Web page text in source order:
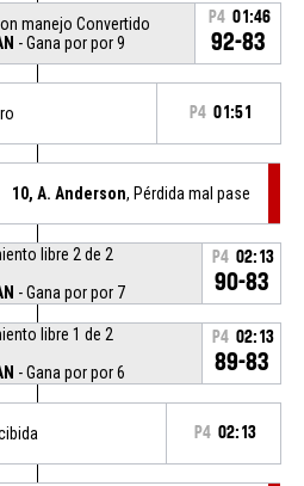
manejo Convertido
- Gana por por 9
P4 01:46
92-83
P4 01:51
10, A. Anderson, Pérdida mal pase
libre 2 de 2
- Gana por por 7
P4 02:13
90-83
libre 1 de 2
- Gana por por 6
P4 02:13
89-83
P4 02:13